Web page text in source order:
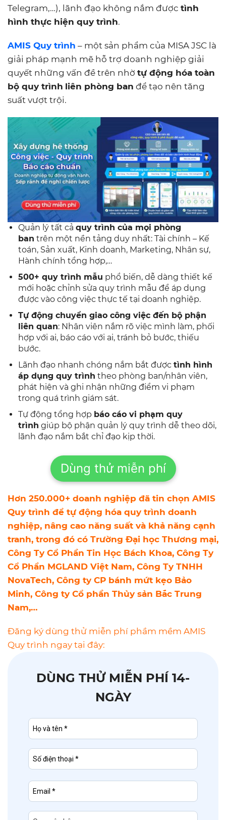
Telegram,…), lãnh đạo không nắm được tình
hình thực hiện quy trình.
AMIS Quy trình – một sản phẩm của MISA JSC là
giải pháp mạnh mẽ hỗ trợ doanh nghiệp giải
quyết những vấn đề trên nhờ tự động hóa toàn
bộ quy trình liên phòng ban để tạo nên tăng
suất vượt trội.
Quản lý tất cả quy trình của mọi phòng
ban trên một nền tảng duy nhất: Tài chính – Kế
toán, Sản xuất, Kinh doanh, Marketing, Nhân sự,
Hành chính tổng hợp,…
500+ quy trình mẫu phổ biến, dễ dàng thiết kế
mới hoặc chỉnh sửa quy trình mẫu để áp dụng
được vào công việc thực tế tại doanh nghiệp.
Tự động chuyển giao công việc đến bộ phận
liên quan: Nhân viên nắm rõ việc mình làm, phối
hợp với ai, báo cáo với ai, tránh bỏ bước, thiếu
bước.
Lãnh đạo nhanh chóng nắm bắt được tình hình
áp dụng quy trình theo phòng ban/nhân viên,
phát hiện và ghi nhận những điểm vi phạm
trong quá trình giám sát.
Tự động tổng hợp báo cáo vi phạm quy
trình giúp bộ phận quản lý quy trình dễ theo dõi,
lãnh đạo nắm bắt chỉ đạo kịp thời.
Dùng thử miễn phí
Hơn 250.000+ doanh nghiệp đã tin chọn AMIS
Quy trình để tự động hóa quy trình doanh
nghiệp, nâng cao năng suất và khả năng cạnh
tranh, trong đó có Trường Đại học Thương mại,
Công Ty Cổ Phần Tin Học Bách Khoa, Công Ty
Cổ Phần MGLAND Việt Nam, Công Ty TNHH
NovaTech, Công ty CP bánh mứt kẹo Bảo
Minh, Công ty Cổ phần Thủy sản Bắc Trung
Nam,…
Đăng ký dùng thử miễn phí phầm mềm AMIS
Quy trình ngay tại đây:
DÙNG THỬ MIỄN PHÍ 14-
NGÀY